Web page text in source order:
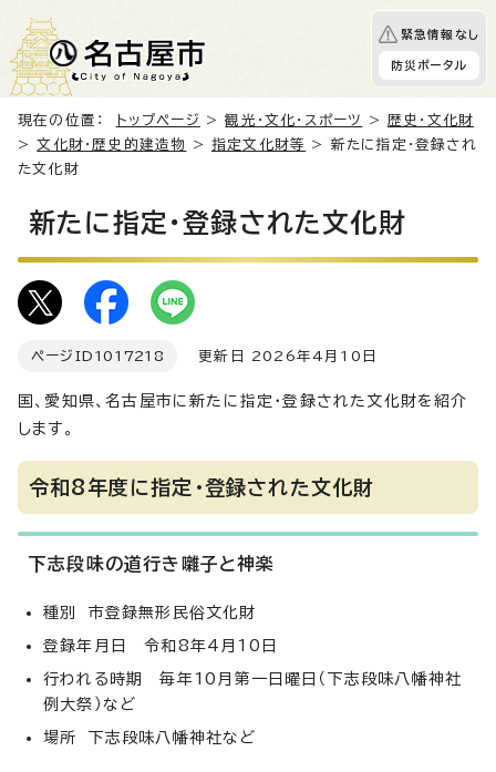
緊急情報なし
防災ポータル
現在の位置： トップページ >観光・文化・スポーツ >歴史・文化財
>文化財・歴史的建造物 >指定文化財等
> 新たに指定・登録され
た文化財
新たに指定・登録された文化財
ページID 1017218 更新日 2026年4月10日
国、愛知県、名古屋市に新たに指定・登録された文化財を紹介
します。
令和8年度に指定・登録された文化財
下志段味の道行き囃子と神楽
種別 市登録無形民俗文化財
登録年月日 令和8年4月10日
行われる時期 毎年10月第一日曜日（下志段味八幡神社
例大祭）など
場所 下志段味八幡神社など